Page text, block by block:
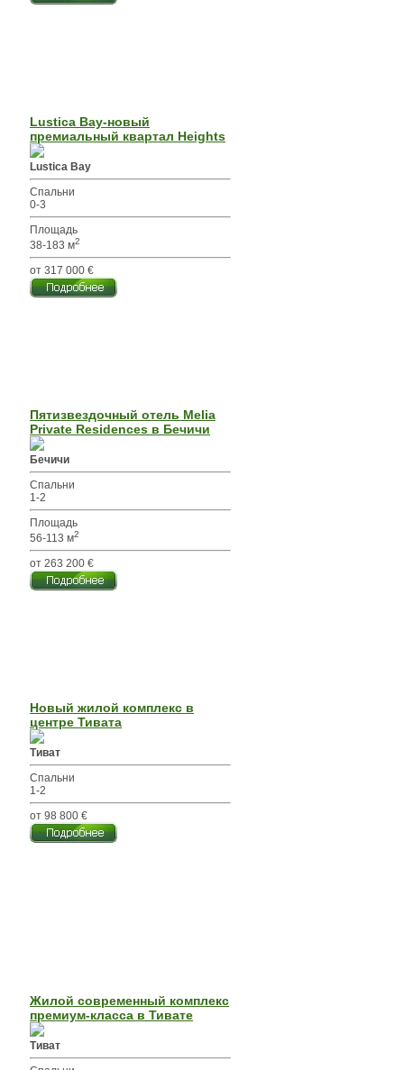
Lustica Bay-новый
премиальный квартал Heights
Lustica Bay
Спальни
0-3
Площадь
38-183 м2
от 317 000 €
Пятизвездочный отель Melia
Private Residences в Бечичи
Бечичи
Спальни
1-2
Площадь
56-113 м2
от 263 200 €
Новый жилой комплекс в
центре Тивата
Тиват
Спальни
1-2
от 98 800 €
Жилой современный комплекс
премиум-класса в Тивате
Тиват